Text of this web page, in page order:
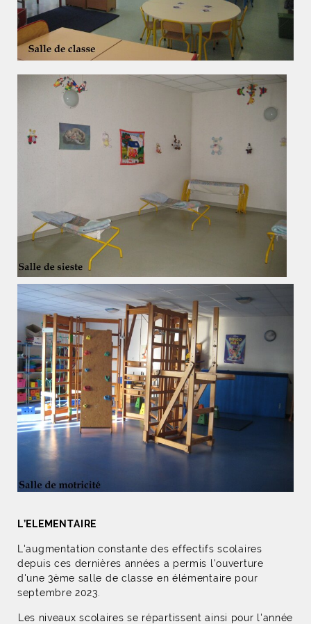
L’ELEMENTAIRE
L'augmentation constante des effectifs scolaires
depuis ces dernières années a permis l'ouverture
d'une 3ème salle de classe en élémentaire pour
septembre 2023.
Les niveaux scolaires se répartissent ainsi pour l'année